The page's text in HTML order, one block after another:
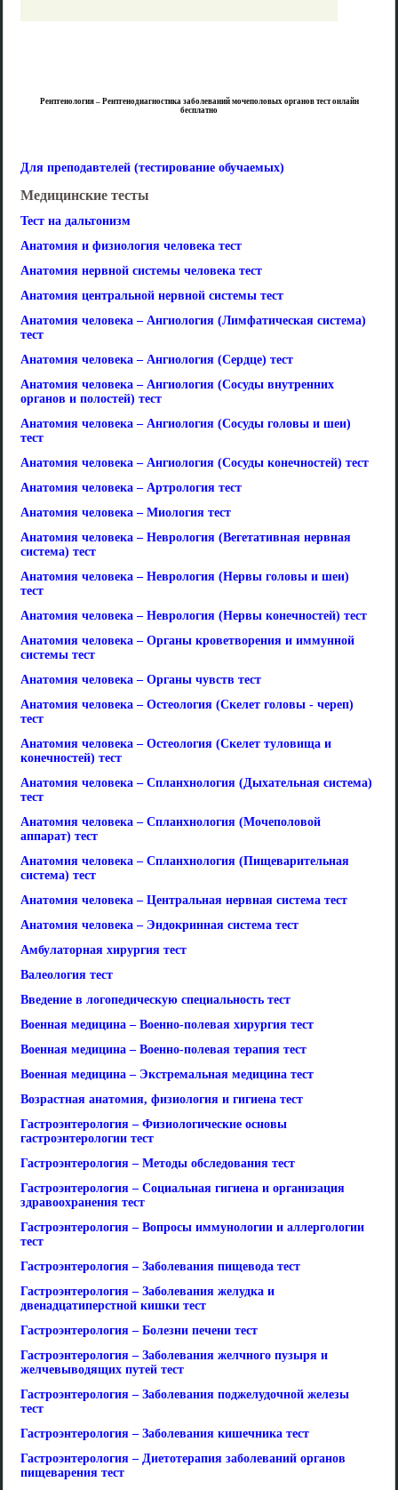
Рентгенология – Рентгенодиагностика заболеваний мочеполовых органов тест онлайн
бесплатно
Для преподавтелей (тестирование обучаемых)
Медицинские тесты
Тест на дальтонизм
Анатомия и физиология человека тест
Анатомия нервной системы человека тест
Анатомия центральной нервной системы тест
Анатомия человека – Ангиология (Лимфатическая система)
тест
Анатомия человека – Ангиология (Сердце) тест
Анатомия человека – Ангиология (Сосуды внутренних
органов и полостей) тест
Анатомия человека – Ангиология (Сосуды головы и шеи)
тест
Анатомия человека – Ангиология (Сосуды конечностей) тест
Анатомия человека – Артрология тест
Анатомия человека – Миология тест
Анатомия человека – Неврология (Вегетативная нервная
система) тест
Анатомия человека – Неврология (Нервы головы и шеи)
тест
Анатомия человека – Неврология (Нервы конечностей) тест
Анатомия человека – Органы кроветворения и иммунной
системы тест
Анатомия человека – Органы чувств тест
Анатомия человека – Остеология (Скелет головы - череп)
тест
Анатомия человека – Остеология (Скелет туловища и
конечностей) тест
Анатомия человека – Спланхнология (Дыхательная система)
тест
Анатомия человека – Спланхнология (Мочеполовой
аппарат) тест
Анатомия человека – Спланхнология (Пищеварительная
система) тест
Анатомия человека – Центральная нервная система тест
Анатомия человека – Эндокринная система тест
Амбулаторная хирургия тест
Валеология тест
Введение в логопедическую специальность тест
Военная медицина – Военно-полевая хирургия тест
Военная медицина – Военно-полевая терапия тест
Военная медицина – Экстремальная медицина тест
Возрастная анатомия, физиология и гигиена тест
Гастроэнтерология – Физиологические основы
гастроэнтерологии тест
Гастроэнтерология – Методы обследования тест
Гастроэнтерология – Социальная гигиена и организация
здравоохранения тест
Гастроэнтерология – Вопросы иммунологии и аллергологии
тест
Гастроэнтерология – Заболевания пищевода тест
Гастроэнтерология – Заболевания желудка и
двенадцатиперстной кишки тест
Гастроэнтерология – Болезни печени тест
Гастроэнтерология – Заболевания желчного пузыря и
желчевыводящих путей тест
Гастроэнтерология – Заболевания поджелудочной железы
тест
Гастроэнтерология – Заболевания кишечника тест
Гастроэнтерология – Диетотерапия заболеваний органов
пищеварения тест